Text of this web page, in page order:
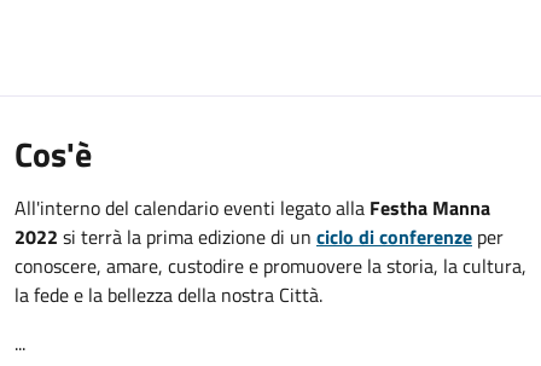
Cos'è
All'interno del calendario eventi legato alla Festha Manna
2022 si terrà la prima edizione di un ciclo di conferenze per
conoscere, amare, custodire e promuovere la storia, la cultura,
la fede e la bellezza della nostra Città.
...